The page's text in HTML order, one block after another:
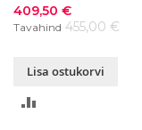
Soodushind
409,50 €
Tavahind 455,00 €
Lisa ostukorvi